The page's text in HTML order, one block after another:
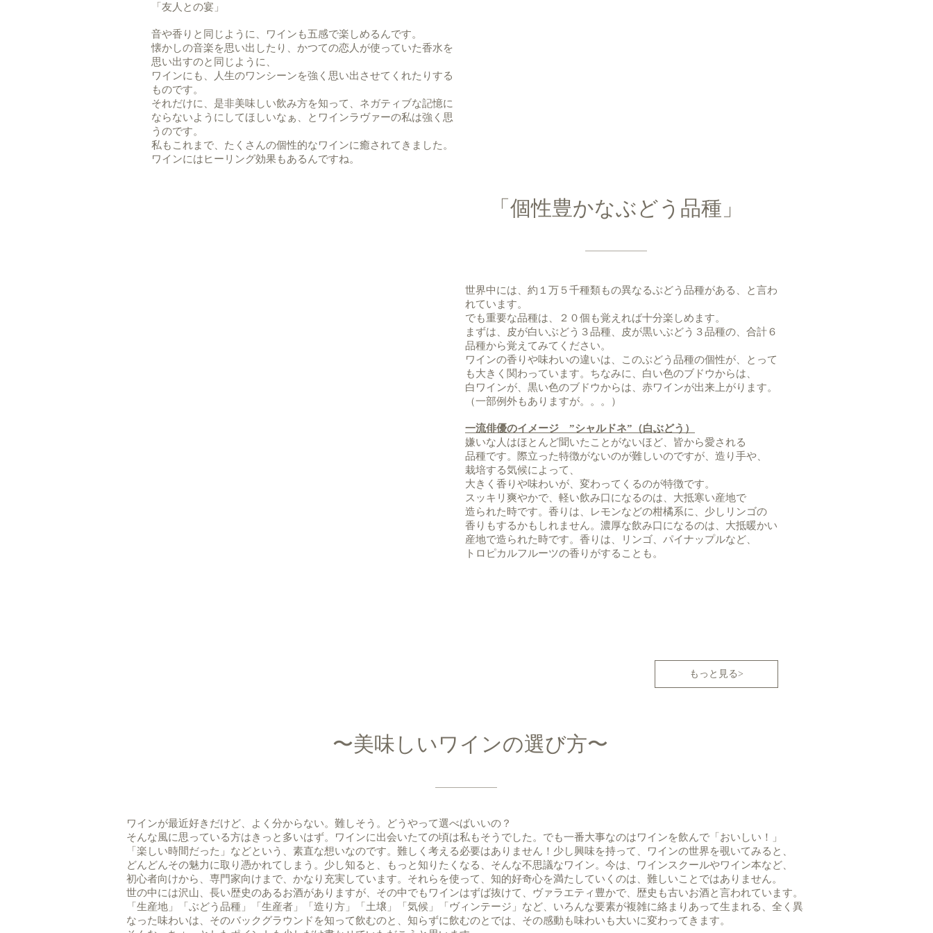
「友人との宴」
音や香りと同じように、ワインも五感で楽しめるんです。
懐かしの音楽を思い出したり、かつての恋人が使っていた香水を
思い出すのと同じように、
ワインにも、人生のワンシーンを強く思い出させてくれたりする
ものです。
それだけに、是非美味しい飲み方を知って、ネガティブな記憶に
ならないようにしてほしいなぁ、とワインラヴァーの私は強く思
うのです。
私もこれまで、たくさんの個性的なワインに癒されてきました。
ワインにはヒーリング効果もあるんですね。
「個性豊かなぶどう品種」
世界中には、約１万５千種類もの異なるぶどう品種がある、と言わ
れています。
でも重要な品種は、２０個も覚えれば十分楽しめます。
まずは、皮が白いぶどう３品種、皮が黒いぶどう３品種の、合計６
品種から覚えてみてください。
ワインの香りや味わいの違いは、このぶどう品種の個性が、とって
も大きく関わっています。ちなみに、白い色のブドウからは、
白ワインが、黒い色のブドウからは、赤ワインが出来上がります。
（一部例外もありますが。。。）
一流俳優のイメージ ”シャルドネ”（白ぶどう）
嫌いな人はほとんど聞いたことがないほど、皆から愛される
品種です。際立った特徴がないのが難しいのですが、造り手や、
栽培する気候によって、
大きく香りや味わいが、変わってくるのが特徴です。
スッキリ爽やかで、軽い飲み口になるのは、大抵寒い産地で
造られた時です。香りは、レモンなどの柑橘系に、少しリンゴの
香りもするかもしれません。濃厚な飲み口になるのは、大抵暖かい
産地で造られた時です。香りは、リンゴ、パイナップルなど、
トロピカルフルーツの香りがすることも。
もっと見る>
〜美味しいワインの選び方〜
ワインが最近好きだけど、よく分からない。難しそう。どうやって選べばいいの？
そんな風に思っている方はきっと多いはず。ワインに出会いたての頃は私もそうでした。でも一番大事なのはワインを飲んで「おいしい！」
「楽しい時間だった」などという、素直な想いなのです。難しく考える必要はありません！少し興味を持って、ワインの世界を覗いてみると、
どんどんその魅力に取り憑かれてしまう。少し知ると、もっと知りたくなる、そんな不思議なワイン。今は、ワインスクールやワイン本など、
初心者向けから、専門家向けまで、かなり充実しています。それらを使って、知的好奇心を満たしていくのは、難しいことではありません。
世の中には沢山、長い歴史のあるお酒がありますが、その中でもワインはずば抜けて、ヴァラエティ豊かで、歴史も古いお酒と言われています。
「生産地」「ぶどう品種」「生産者」「造り方」「土壌」「気候」「ヴィンテージ」など、いろんな要素が複雑に絡まりあって生まれる、全く異
なった味わいは、そのバックグラウンドを知って飲むのと、知らずに飲むのとでは、その感動も味わいも大いに変わってきます。